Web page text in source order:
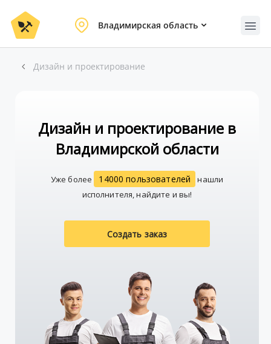
Владимирская область
Дизайн и проектирование
Дизайн и проектирование в
Владимирской области
Уже более 14000 пользователей
нашли
исполнителя, найдите и вы!
Создать заказ